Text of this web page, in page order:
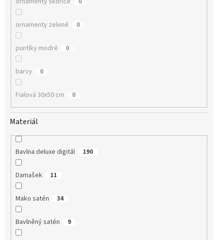
ornamenty zelené 0
puntíky modré 0
barvy 0
Fialová 30x50 cm 0
Materiál
Bavlna deluxe digitál 190
Damašek 11
Mako satén 34
Bavlněný satén 9